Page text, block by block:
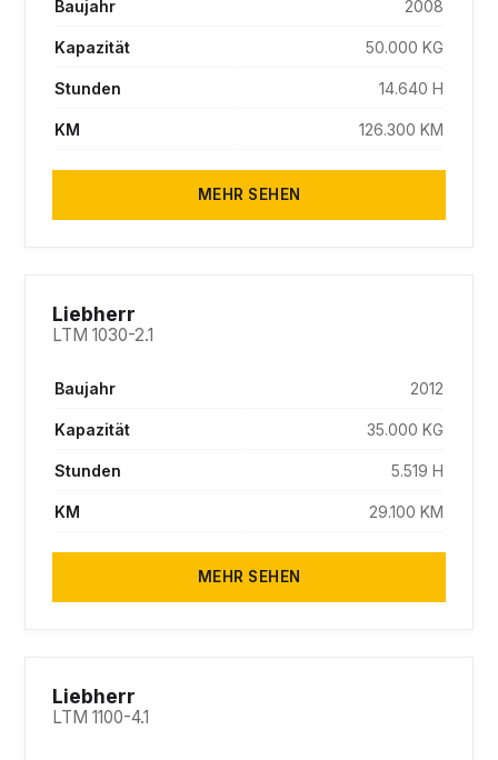
Baujahr 2008
Kapazität 50.000 KG
Stunden 14.640 H
KM 126.300 KM
MEHR SEHEN
Liebherr
LTM 1030-2.1
Baujahr 2012
Kapazität 35.000 KG
Stunden 5.519 H
KM 29.100 KM
MEHR SEHEN
Liebherr
LTM 1100-4.1